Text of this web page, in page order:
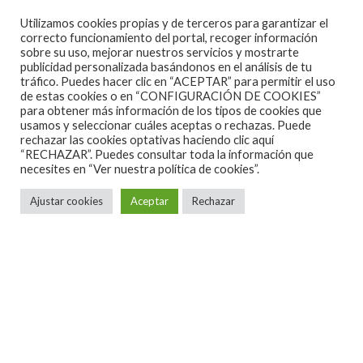
nombres, incluidos Sky High , Bleeding Heart ,
Morrison, Hendrix, Winter, también circulan copias
bajo el nombre de Morrison’s Lament , y que Ron
Kretsch en su libro “Dangerous Mind comenta que
es el título apropiado ya que Morison borracho, solo
sabe lanzar blasfemias estúpidas. Por lo visto
Morrison se invitó a sí mismo y a Hendrix no le
importo la intrusión, ya que se puede escucharle
decirle que «use el micrófono de grabación»,
Utilizamos cookies propias y de terceros para garantizar el
correcto funcionamiento del portal, recoger información
sobre su uso, mejorar nuestros servicios y mostrarte
publicidad personalizada basándonos en el análisis de tu
tráfico. Puedes hacer clic en “ACEPTAR” para permitir el uso
de estas cookies o en “CONFIGURACIÓN DE COOKIES”
para obtener más información de los tipos de cookies que
usamos y seleccionar cuáles aceptas o rechazas. Puede
rechazar las cookies optativas haciendo clic aquí
“RECHAZAR”. Puedes consultar toda la información que
necesites en “Ver nuestra política de cookies”.
Ajustar cookies Aceptar Rechazar